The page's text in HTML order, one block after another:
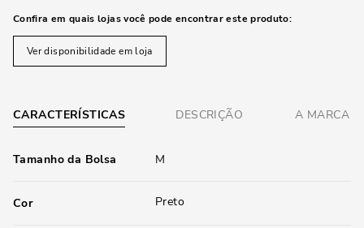
Confira em quais lojas você pode encontrar este produto:
Ver disponibilidade em loja
CARACTERÍSTICAS DESCRIÇÃO A MARCA
Tamanho da Bolsa M
Cor Preto